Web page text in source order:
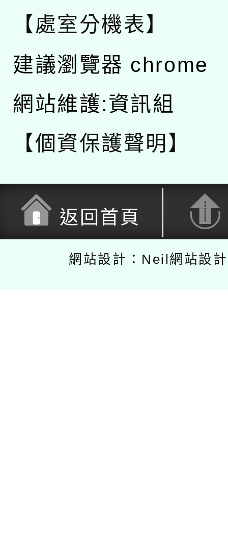
【處室分機表】
建議瀏覽器 chrome
網站維護:資訊組
【個資保護聲明】
返回首頁
網站設計：Neil網站設